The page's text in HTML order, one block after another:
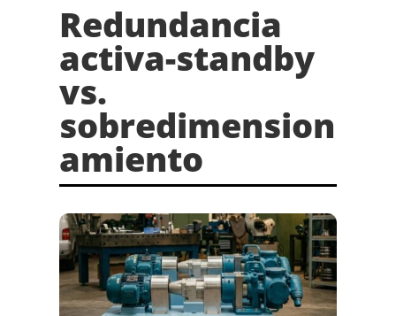
Redundancia
activa-standby
vs.
sobredimension
amiento